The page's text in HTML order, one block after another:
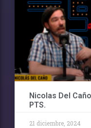
Nicolas Del
PTS.
21 diciembre, 2024